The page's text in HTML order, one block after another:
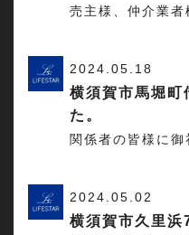
売主様、仲介業者
2024.05.18
横須賀市馬堀町
た。
関係者の皆様に御
2024.05.02
横須賀市久里浜